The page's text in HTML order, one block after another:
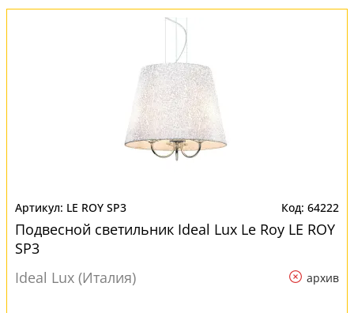
LE ROY SP3 64222
Подвесной светильник Ideal Lux Le Roy LE ROY
SP3
Ideal Lux (Италия)
архив